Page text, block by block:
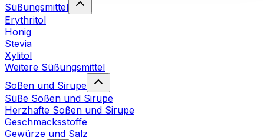
Sie können Ihre Einwilligung jederzeit in den
Einstellungen
widerrufen.
Süßungsmittel
Erythritol
Honig
Stevia
Xylitol
Weitere Süßungsmittel
Soßen und Sirupe
Süße Soßen und Sirupe
Herzhafte Soßen und Sirupe
Geschmacksstoffe
Gewürze und Salz